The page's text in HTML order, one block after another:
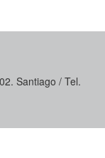
Santiago / Tel.